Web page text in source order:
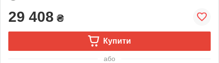
29 408 ₴
Купити
або